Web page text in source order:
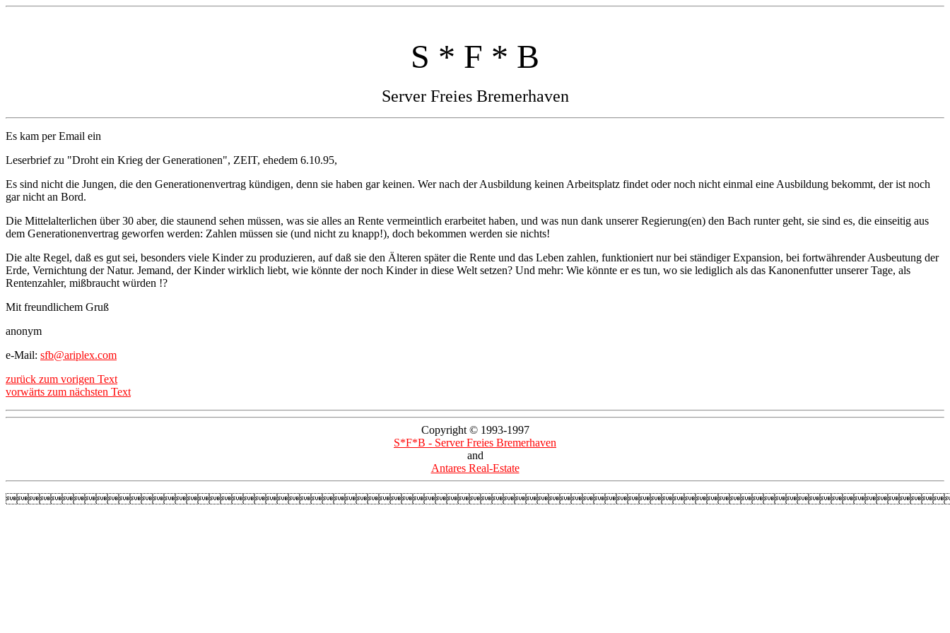
S * F * B
Server Freies Bremerhaven
Es kam per Email ein
Leserbrief zu "Droht ein Krieg der Generationen", ZEIT, ehedem 6.10.95,
Es sind nicht die Jungen, die den Generationenvertrag kündigen, denn sie haben gar keinen. Wer nach der Ausbildung keinen Arbeitsplatz findet oder noch nicht einmal eine Ausbildung bekommt, der ist noch
gar nicht an Bord.
Die Mittelalterlichen über 30 aber, die staunend sehen müssen, was sie alles an Rente vermeintlich erarbeitet haben, und was nun dank unserer Regierung(en) den Bach runter geht, sie sind es, die einseitig aus
dem Generationenvertrag geworfen werden: Zahlen müssen sie (und nicht zu knapp!), doch bekommen werden sie nichts!
Die alte Regel, daß es gut sei, besonders viele Kinder zu produzieren, auf daß sie den Älteren später die Rente und das Leben zahlen, funktioniert nur bei ständiger Expansion, bei fortwährender Ausbeutung der
Erde, Vernichtung der Natur. Jemand, der Kinder wirklich liebt, wie könnte der noch Kinder in diese Welt setzen? Und mehr: Wie könnte er es tun, wo sie lediglich als das Kanonenfutter unserer Tage, als
Rentenzahler, mißbraucht würden !?
Mit freundlichem Gruß
anonym
e-Mail: sfb@ariplex.com
zurück zum vorigen Text
vorwärts zum nächsten Text
Copyright © 1993-1997
S*F*B - Server Freies Bremerhaven
and
Antares Real-Estate